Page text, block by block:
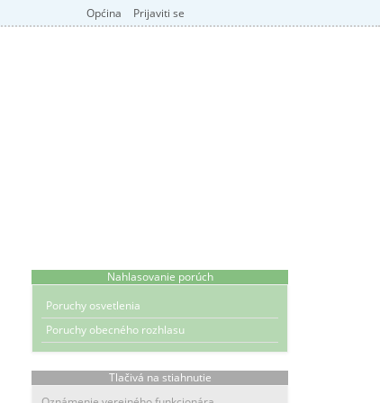
Općina Prijaviti se
Nahlasovanie porúch
Poruchy osvetlenia
Poruchy obecného rozhlasu
Tlačivá na stiahnutie